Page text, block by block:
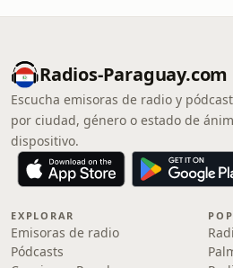
Radios-Paraguay.com
Escucha emisoras de radio y
por ciudad, género o estado de
dispositivo.
EXPLORAR
Emisoras de radio
Pódcasts